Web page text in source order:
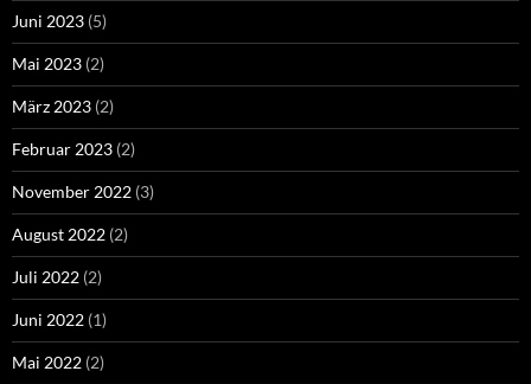
Juni 2023 (5)
Mai 2023 (2)
März 2023 (2)
Februar 2023 (2)
November 2022 (3)
August 2022 (2)
Juli 2022 (2)
Juni 2022 (1)
Mai 2022 (2)